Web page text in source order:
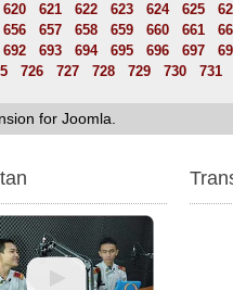
620 621 622 623 624 625
656 657 658 659 660 661
692 693 694 695 696 697
726 727 728 729 730 731
for Joomla.